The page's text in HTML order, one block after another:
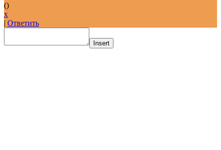
()
x
| Ответить
Insert